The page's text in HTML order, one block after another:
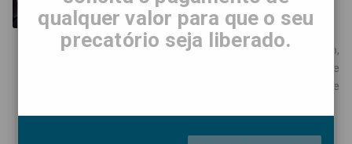
access_time 6 de abril de 2022
O programa Fantástico, da TV Globo,
exibiu reportagem de alerta sobre
golpes cometidos a credores de
qualquer valor para que o seu
precatório seja liberado.